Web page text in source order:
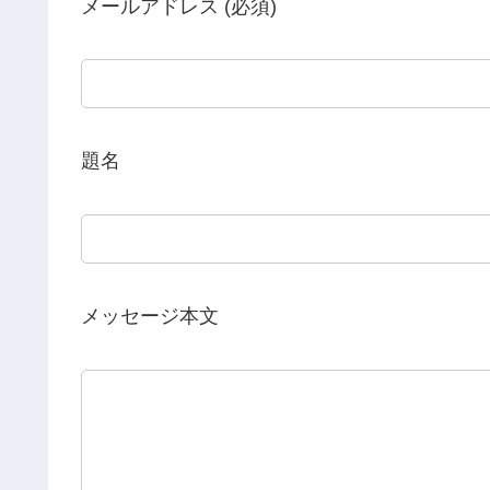
メールアドレス (必須)
題名
メッセージ本文